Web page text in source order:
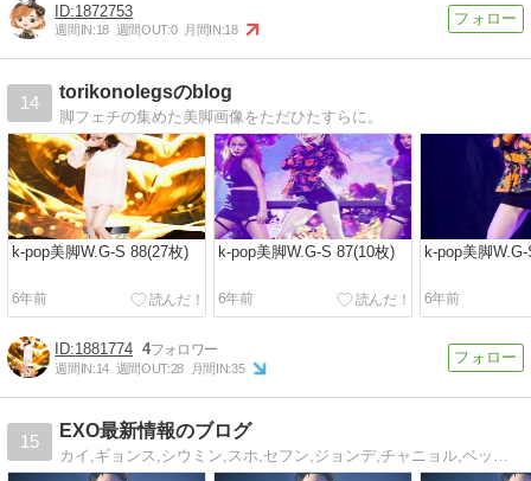
1872753
週間IN:18 週間OUT:0 月間IN:18
14
torikonolegsのblog
脚フェチの集めた美脚画像をただひたすらに。
k-pop美脚W.G-S 88(27枚)
6年前
k-pop美脚W.G-S 87(10枚)
6年前
k-pop美脚
6年前
1881774 4
週間IN:14 週間OUT:28 月間IN:35
15
EXO最新情報のブログ
カイ,ギョンス,シウミン,スホ,セフン,ジョンデ,チャニョル,ベッキョンの最新ニュースを1時間毎にいち早く更新！ライブ、イベント、生の声、メンバーの近況などあなたにあった情報が見つかります。